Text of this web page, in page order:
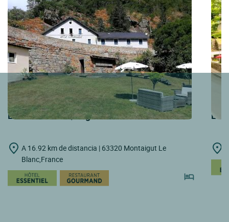
LOGIS HOTELS | Logis Hôtel le Rivalet
A 16.92 km de distancia | 63320 Montaigut Le
Blanc,France